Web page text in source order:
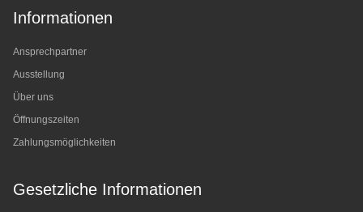
Informationen
Ansprechpartner
Ausstellung
Über uns
Öffnungszeiten
Zahlungsmöglichkeiten
Gesetzliche Informationen